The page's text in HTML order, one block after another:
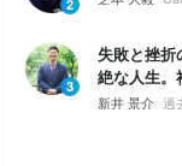
2
3
失敗と挫折
絶な人生。
てみた。
新井 景介 過